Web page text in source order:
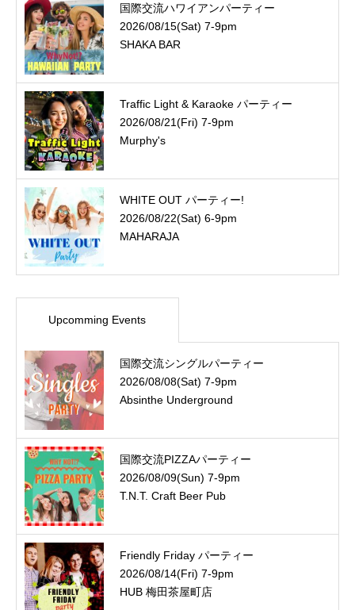
国際交流ハワイアンパーティー
2026/08/15(Sat) 7-9pm
SHAKA BAR
Traffic Light & Karaoke パーティー
2026/08/21(Fri) 7-9pm
Murphy's
WHITE OUT パーティー!
2026/08/22(Sat) 6-9pm
MAHARAJA
Upcomming Events
国際交流シングルパーティー
2026/08/08(Sat) 7-9pm
Absinthe Underground
国際交流PIZZAパーティー
2026/08/09(Sun) 7-9pm
T.N.T. Craft Beer Pub
Friendly Friday パーティー
2026/08/14(Fri) 7-9pm
HUB 梅田茶屋町店